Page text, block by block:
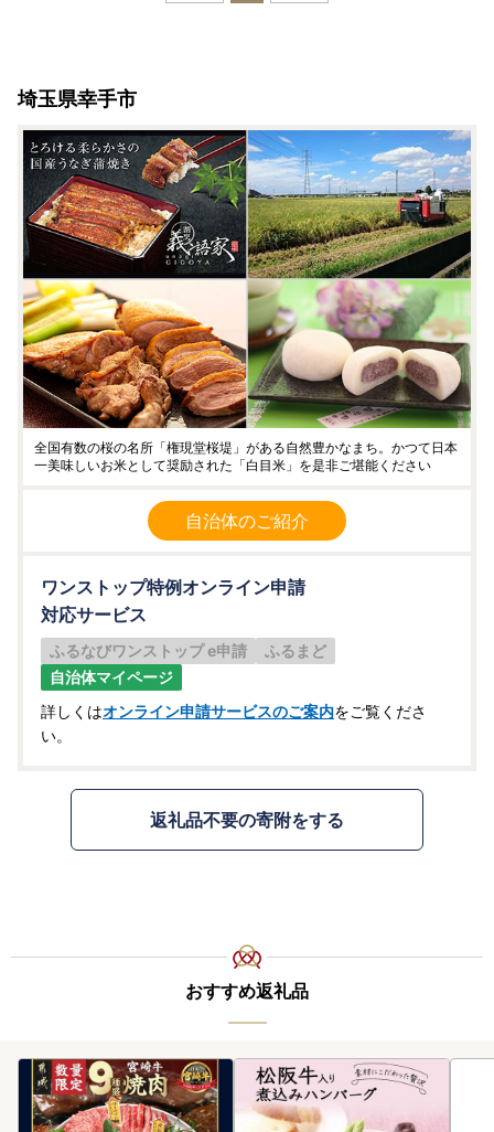
埼玉県幸手市
全国有数の桜の名所「権現堂桜堤」がある自然豊かなまち。かつて日本
一美味しいお米として奨励された「白目米」を是非ご堪能ください
自治体のご紹介
ワンストップ特例オンライン申請
対応サービス
ふるなびワンストップ e申請
ふるまど
自治体マイページ
詳しくはオンライン申請サービスのご案内をご覧くださ
い。
返礼品不要の寄附をする
おすすめ返礼品